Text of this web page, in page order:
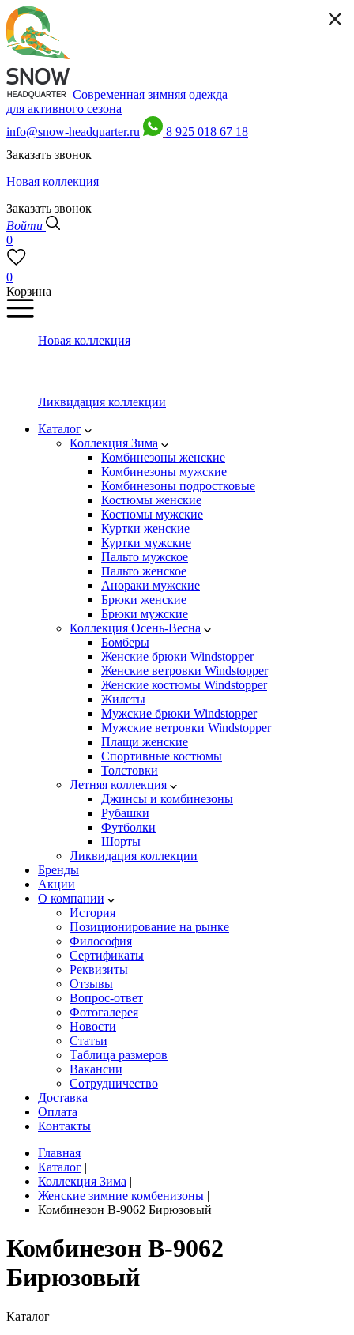
Современная зимняя одежда
для активного сезона
info@snow-headquarter.ru
8 925 018 67 18
Заказать звонок
Новая коллекция
Заказать звонок
Войти
0
0
Корзина
Новая коллекция
Ликвидация коллекции
Каталог
Коллекция Зима
Комбинезоны женские
Комбинезоны мужские
Комбинезоны подростковые
Костюмы женские
Костюмы мужские
Куртки женские
Куртки мужские
Пальто мужское
Пальто женское
Анораки мужские
Брюки женские
Брюки мужские
Коллекция Осень-Весна
Бомберы
Женские брюки Windstopper
Женские ветровки Windstopper
Женские костюмы Windstopper
Жилеты
Мужские брюки Windstopper
Мужские ветровки Windstopper
Плащи женские
Спортивные костюмы
Толстовки
Летняя коллекция
Джинсы и комбинезоны
Рубашки
Футболки
Шорты
Ликвидация коллекции
Бренды
Акции
О компании
История
Позиционирование на рынке
Философия
Сертификаты
Реквизиты
Отзывы
Вопрос-ответ
Фотогалерея
Новости
Статьи
Таблица размеров
Вакансии
Сотрудничество
Доставка
Оплата
Контакты
Главная |
Каталог |
Коллекция Зима |
Женские зимние комбенизоны |
Комбинезон B-9062 Бирюзовый
Комбинезон B-9062
Бирюзовый
Каталог